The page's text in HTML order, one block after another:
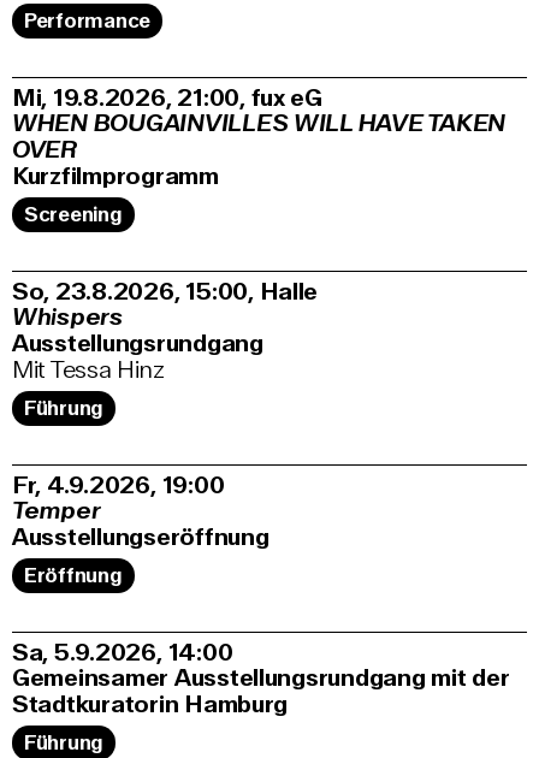
Performance
Mi, 19.8.2026 21:00, fux eG
WHEN BOUGAINVILLES WILL HAVE TAKEN
OVER
Kurzfilmprogramm
Screening
So, 23.8.2026 15:00, Halle
Whispers
Ausstellungsrundgang
Mit Tessa Hinz
Führung
Fr, 4.9.2026 19:00
Temper
Ausstellungseröffnung
Eröffnung
Sa, 5.9.2026 14:00
Gemeinsamer Ausstellungsrundgang mit der
Stadtkuratorin Hamburg
Führung